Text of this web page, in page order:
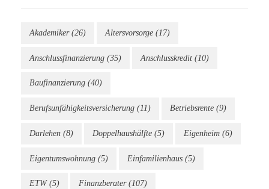
Akademiker(26) Altersvorsorge (17)
Anschlussfinanzierung (35) Anschlusskredit (10)
Baufinanzierung (40)
Berufsunfähigkeitsversicherung (11) Betriebsrente (9)
Darlehen (8) Doppelhaushälfte (5) Eigenheim (6)
Eigentumswohnung (5) Einfamilienhaus (5)
ETW(5) Finanzberater(107)